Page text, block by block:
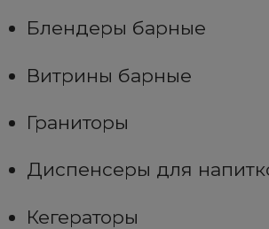
Блендеры барные
Витрины барные
Граниторы
Диспенсеры для
Кегераторы